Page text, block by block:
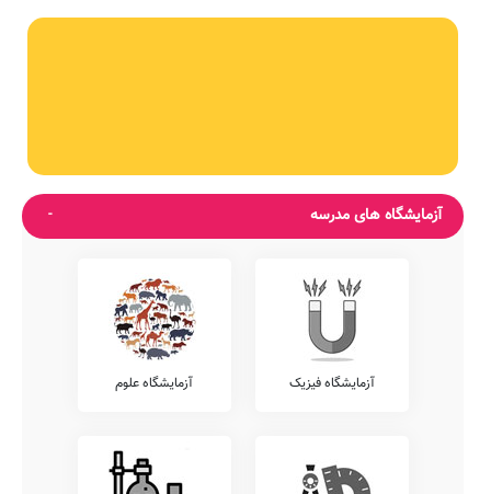
آزمایشگاه های مدرسه
آزمایشگاه فیزیک آزمایشگاه علوم